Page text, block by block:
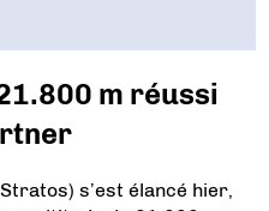
m réussi
s’est élancé hier,